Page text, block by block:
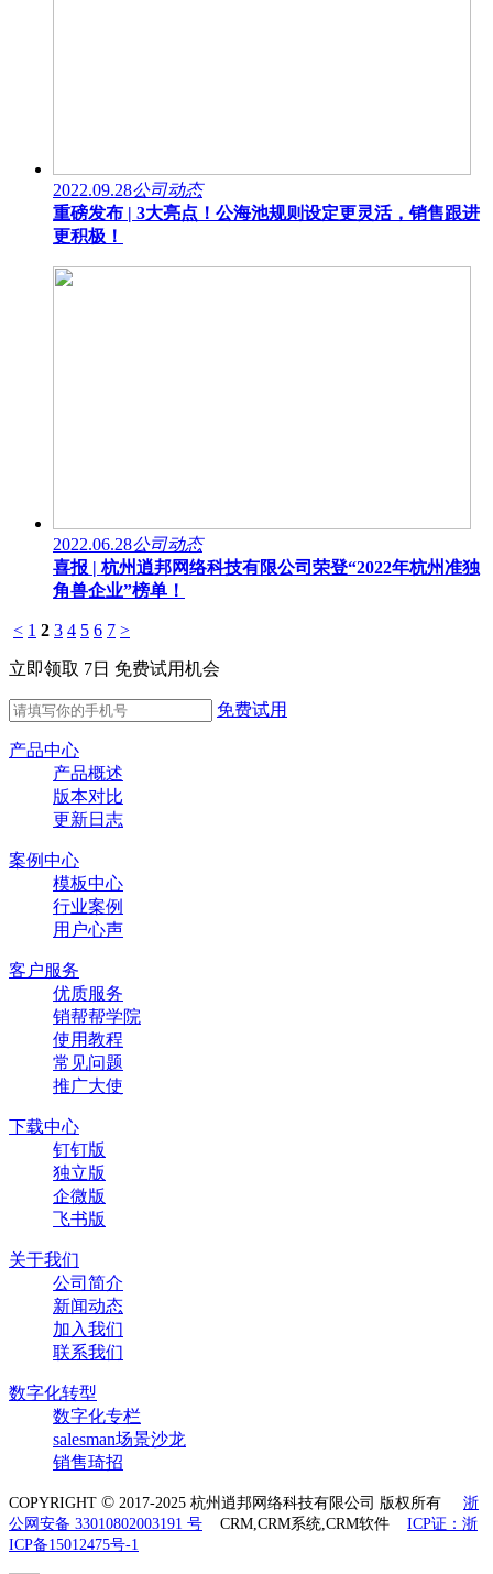
2022.09.28公司动态
重磅发布 | 3大亮点！公海池规则设定更灵活，销售跟进
更积极！
2022.06.28公司动态
喜报 | 杭州逍邦网络科技有限公司荣登“2022年杭州准独
角兽企业”榜单！
< 1 2 3 4 5 6 7 >
立即领取 7日 免费试用机会
免费试用
产品中心
产品概述
版本对比
更新日志
案例中心
模板中心
行业案例
用户心声
客户服务
优质服务
销帮帮学院
使用教程
常见问题
推广大使
下载中心
钉钉版
独立版
企微版
飞书版
关于我们
公司简介
新闻动态
加入我们
联系我们
数字化转型
数字化专栏
salesman场景沙龙
销售琦招
COPYRIGHT © 2017-2025 杭州逍邦网络科技有限公司 版权所有 浙
公网安备 33010802003191 号 CRM,CRM系统,CRM软件 ICP证：浙
ICP备15012475号-1